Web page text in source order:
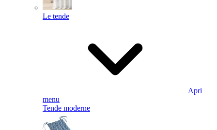
Le tende
Apri
menu
Tende moderne